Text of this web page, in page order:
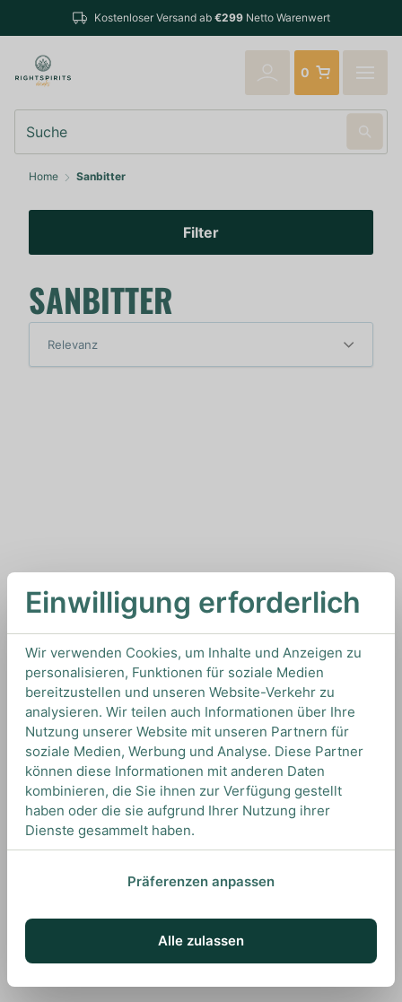
Kostenloser Versand ab €299 Netto Warenwert
0
Home Sanbitter
Filter
SANBITTER
Einwilligung erforderlich
Wir verwenden Cookies, um Inhalte und Anzeigen zu
personalisieren, Funktionen für soziale Medien
bereitzustellen und unseren Website-Verkehr zu
analysieren. Wir teilen auch Informationen über Ihre
Nutzung unserer Website mit unseren Partnern für
soziale Medien, Werbung und Analyse. Diese Partner
können diese Informationen mit anderen Daten
kombinieren, die Sie ihnen zur Verfügung gestellt
haben oder die sie aufgrund Ihrer Nutzung ihrer
Dienste gesammelt haben.
Präferenzen anpassen
Alle zulassen